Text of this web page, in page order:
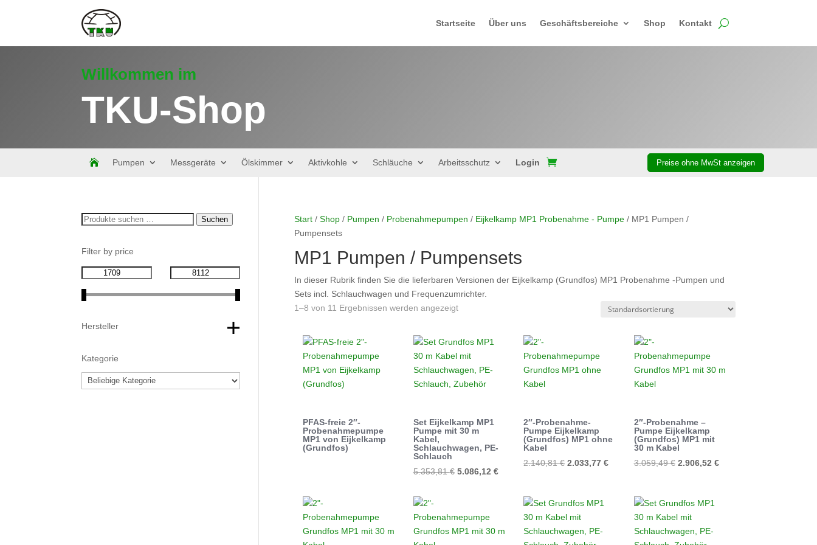
Startseite Über uns Geschäftsbereiche Shop Kontakt
Willkommen im
TKU-Shop
 Pumpen Messgeräte Ölskimmer Aktivkohle Schläuche Arbeitsschutz Login
Start/ Shop/ Pumpen / Probenahmepumpen / Eijkelkamp MP1 Probenahme - Pumpe/ MP1 Pumpen /
Pumpensets
MP1 Pumpen / Pumpensets
In dieser Rubrik finden Sie die lieferbaren Versionen der Eijkelkamp (Grundfos) MP1 Probenahme -Pumpen und
Sets incl. Schlauchwagen und Frequenzumrichter.
1–8 von 11 Ergebnissen werden angezeigt
PFAS-freie 2″-
Probenahmepumpe
MP1 von Eijkelkamp
(Grundfos)
Set Eijkelkamp MP1
Pumpe mit 30 m
Kabel,
Schlauchwagen, PE-
Schlauch
5.353,81€ Ursprünglicher
5.086,12 €Aktueller
5.086,12 €.
2″-Probenahme-
Pumpe Eijkelkamp
(Grundfos) MP1 ohne
Kabel
2.140,81€ Ursprünglicher
2.140,81 €
2.033,77€Aktueller
2.033,77 €.
2″-Probenahme –
Pumpe Eijkelkamp
(Grundfos) MP1 mit
30 m Kabel
3.059,49€ Ursprünglicher
3.059,49 €
2.906,52 €Aktueller
Suchen
Suchen
Filter by price
Hersteller
Kategorie